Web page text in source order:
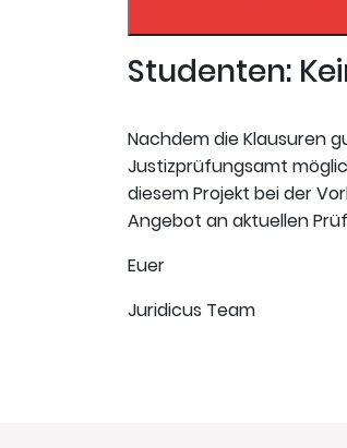
Studenten:
Nachdem die Klausuren
Justizprüfungsamt
diesem Projekt bei der
Angebot an aktuellen
Euer
Juridicus Team